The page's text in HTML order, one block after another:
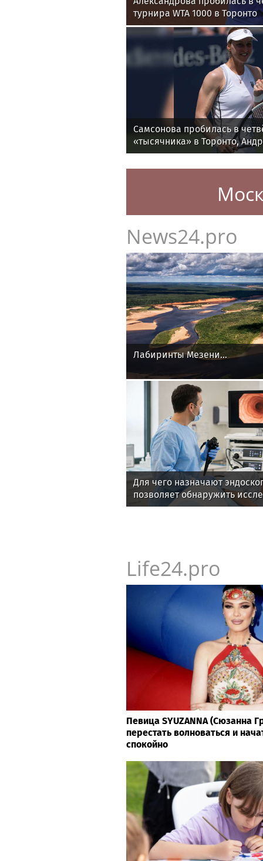
турнира WTA 1000 в Торонто
Самсонова пробилась в
«тысячника» в Торонто,
News24.pro
Лабиринты Мезени...
Для чего назначают
позволяет обнаружить
Life24.pro
Певица SYUZANNA (Сюзанна
перестать волноваться и
спокойно